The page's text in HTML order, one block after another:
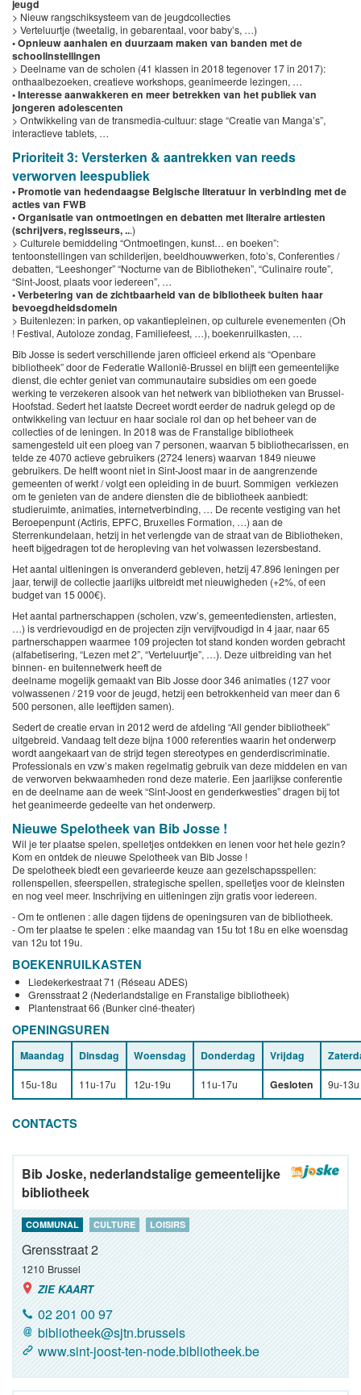
jeugd
> Nieuw rangschiksysteem van de jeugdcollecties
> Verteluurtje (tweetalig, in gebarentaal, voor baby’s, …)
• Opnieuw aanhalen en duurzaam maken van banden met de
schoolinstellingen
> Deelname van de scholen (41 klassen in 2018 tegenover 17 in 2017):
onthaalbezoeken, creatieve workshops, geanimeerde lezingen, …
• Interesse aanwakkeren en meer betrekken van het publiek van
jongeren adolescenten
> Ontwikkeling van de transmedia-cultuur: stage “Creatie van Manga’s”,
interactieve tablets, …
Prioriteit 3: Versterken & aantrekken van reeds
verworven leespubliek
• Promotie van hedendaagse Belgische literatuur in verbinding met de
acties van FWB
• Organisatie van ontmoetingen en debatten met literaire artiesten
(schrijvers, regisseurs, ...)
> Culturele bemiddeling “Ontmoetingen, kunst… en boeken”:
tentoonstellingen van schilderijen, beeldhouwwerken, foto’s, Conferenties /
debatten, “Leeshonger” “Nocturne van de Bibliotheken”, “Culinaire route”,
“Sint-Joost, plaats voor iedereen”, …
• Verbetering van de zichtbaarheid van de bibliotheek buiten haar
bevoegdheidsdomein
> Buitenlezen: in parken, op vakantiepleinen, op culturele evenementen (Oh
! Festival, Autoloze zondag, Familiefeest, …), boekenruilkasten, …
Bib Josse is sedert verschillende jaren officieel erkend als “Openbare
bibliotheek” door de Federatie Wallonië-Brussel en blijft een gemeentelijke
dienst, die echter geniet van communautaire subsidies om een goede
werking te verzekeren alsook van het netwerk van bibliotheken van Brussel-
Hoofstad. Sedert het laatste Decreet wordt eerder de nadruk gelegd op de
ontwikkeling van lectuur en haar sociale rol dan op het beheer van de
collecties of de leningen. In 2018 was de Franstalige bibliotheek
samengesteld uit een ploeg van 7 personen, waarvan 5 bibliothecarissen, en
telde ze 4070 actieve gebruikers (2724 leners) waarvan 1849 nieuwe
gebruikers. De helft woont niet in Sint-Joost maar in de aangrenzende
gemeenten of werkt / volgt een opleiding in de buurt. Sommigen verkiezen
om te genieten van de andere diensten die de bibliotheek aanbiedt:
studieruimte, animaties, internetverbinding, … De recente vestiging van het
Beroepenpunt (Actiris, EPFC, Bruxelles Formation, …) aan de
Sterrenkundelaan, hetzij in het verlengde van de straat van de Bibliotheken,
heeft bijgedragen tot de heropleving van het volwassen lezersbestand.
Het aantal uitleningen is onveranderd gebleven, hetzij 47.896 leningen per
jaar, terwijl de collectie jaarlijks uitbreidt met nieuwigheden (+2%, of een
budget van 15 000€).
Het aantal partnerschappen (scholen, vzw’s, gemeentediensten, artiesten,
…) is verdrievoudigd en de projecten zijn vervijfvoudigd in 4 jaar, naar 65
partnerschappen waarmee 109 projecten tot stand konden worden gebracht
(alfabetisering, “Lezen met 2”, “Verteluurtje”, …). Deze uitbreiding van het
binnen- en buitennetwerk heeft de
deelname mogelijk gemaakt van Bib Josse door 346 animaties (127 voor
volwassenen / 219 voor de jeugd, hetzij een betrokkenheid van meer dan 6
500 personen, alle leeftijden samen).
Sedert de creatie ervan in 2012 werd de afdeling “All gender bibliotheek”
uitgebreid. Vandaag telt deze bijna 1000 referenties waarin het onderwerp
wordt aangekaart van de strijd tegen stereotypes en genderdiscriminatie.
Professionals en vzw’s maken regelmatig gebruik van deze middelen en van
de verworven bekwaamheden rond deze materie. Een jaarlijkse conferentie
en de deelname aan de week “Sint-Joost en genderkwesties” dragen bij tot
het geanimeerde gedeelte van het onderwerp.
Nieuwe Spelotheek van Bib Josse !
Wil je ter plaatse spelen, spelletjes ontdekken en lenen voor het hele gezin?
Kom en ontdek de nieuwe Spelotheek van Bib Josse !
De spelotheek biedt een gevarieerde keuze aan gezelschapsspellen:
rollenspellen, sfeerspellen, strategische spellen, spelletjes voor de kleinsten
en nog veel meer. Inschrijving en uitleningen zijn gratis voor iedereen.
- Om te ontlenen : alle dagen tijdens de openingsuren van de bibliotheek.
- Om ter plaatse te spelen : elke maandag van 15u tot 18u en elke woensdag
van 12u tot 19u.
BOEKENRUILKASTEN
Liedekerkestraat 71 (Réseau ADES)
Grensstraat 2 (Nederlandstalige en Franstalige bibliotheek)
Plantenstraat 66 (Bunker ciné-theater)
OPENINGSUREN
Maandag Dinsdag Woensdag Donderdag Vrijdag
15u-18u 11u-17u 12u-19u 11u-17u Gesloten 9u-13u
CONTACTS
Bib Joske, nederlandstalige gemeentelijke
bibliotheek
COMMUNAL CULTURE LOISIRS
Grensstraat 2
1210 Brussel
ZIE KAART
02 201 00 97
bibliotheek@sjtn.brussels
www.sint-joost-ten-node.bibliotheek.be